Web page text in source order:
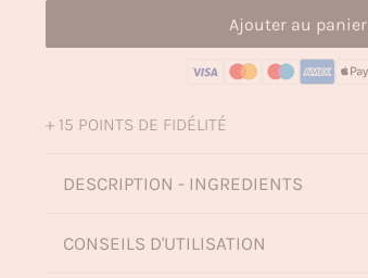
Ajouter au panier
+ 15 POINTS DE FIDÉLITÉ
DESCRIPTION - INGREDIENTS
CONSEILS D'UTILISATION